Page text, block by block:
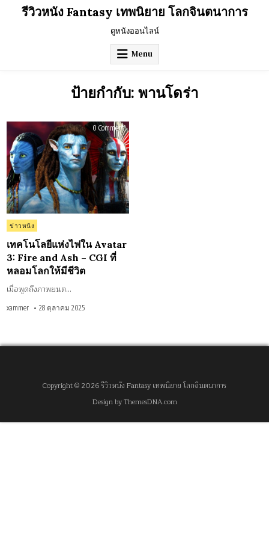
รีวิวหนัง Fantasy เทพนิยาย โลกจินตนาการ
ดูหนังออนไลน์
Menu
ป้ายกำกับ: พานโดร่า
0 Commenton
เทคโนโลยี
แห่ง
ไฟใน
Avatar
3:
Fire
and
Ash
–
CGI
ที่
หลอม
ชีวิต
Posted
ข่าวหนัง
เทคโนโลยีแห่งไฟใน Avatar
3: Fire and Ash – CGI ที่
หลอมโลกให้มีชีวิต
เมื่อพูดถึงภาพยนต…
xammer 28 ตุลาคม 2025
Copyright © 2026 รีวิวหนัง Fantasy เทพนิยาย โลกจินตนาการ
Design by ThemesDNA.com